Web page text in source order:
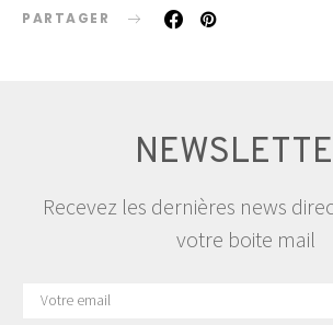
PARTAGER
Recevez les dernières news
votre boite mail